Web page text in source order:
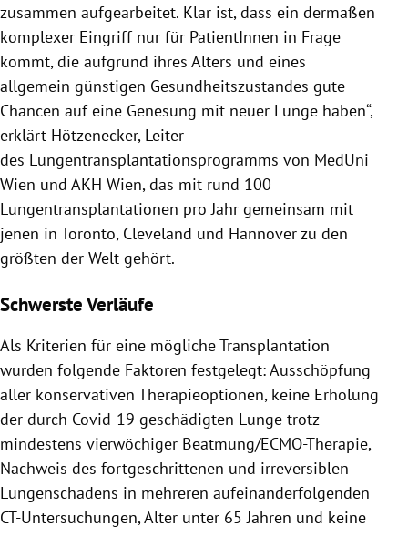
zusammen aufgearbeitet. Klar ist, dass ein dermaßen
komplexer Eingriff nur für PatientInnen in Frage
kommt, die aufgrund ihres Alters und eines
allgemein günstigen Gesundheitszustandes gute
Chancen auf eine Genesung mit neuer Lunge haben“,
erklärt Hötzenecker, Leiter
des Lungentransplantationsprogramms von MedUni
Wien und AKH Wien, das mit rund 100
Lungentransplantationen pro Jahr gemeinsam mit
jenen in Toronto, Cleveland und Hannover zu den
größten der Welt gehört.
Schwerste Verläufe
Als Kriterien für eine mögliche Transplantation
wurden folgende Faktoren festgelegt: Ausschöpfung
aller konservativen Therapieoptionen, keine Erholung
der durch Covid-19 geschädigten Lunge trotz
mindestens vierwöchiger Beatmung/ECMO-Therapie,
Nachweis des fortgeschrittenen und irreversiblen
Lungenschadens in mehreren aufeinanderfolgenden
CT-Untersuchungen, Alter unter 65 Jahren und keine